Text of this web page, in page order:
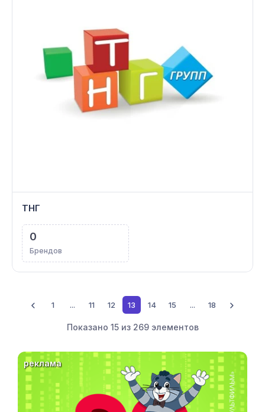
ТНГ
0
Брендов
Показано 15из 269элементов
1 ... 11 12 13 14 15 ... 18
реклама